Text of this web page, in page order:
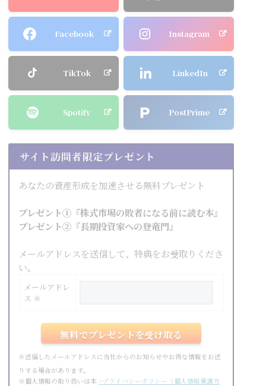
Facebook Instagram
TikTok LinkedIn
Spotify PostPrime
サイト訪問者限定プレゼント
あなたの資産形成を加速させる無料プレゼント
プレゼント①『株式市場の敗者になる前に読む本』
プレゼント②『長期投資家への登竜門』
メールアドレスを送信して、特典をお受取りくださ
い。
メールアドレ
ス ＊
※送信したメールアドレスに当社からのお知らせやお得な情報をお送
りする場合があります。
※個人情報の取り扱いは本 >プライバシーポリシー（個人情報保護方